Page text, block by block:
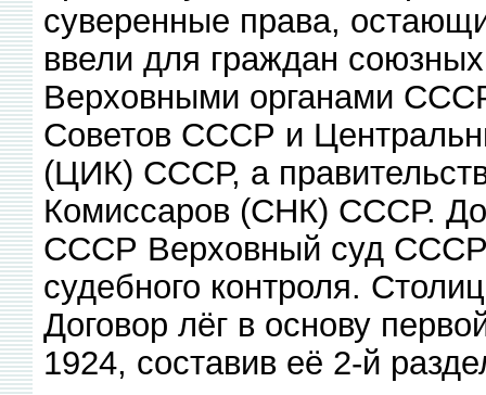
суверенные права,
ввели для граждан
Верховными органами
Советов СССР и
(ЦИК) СССР, а
Комиссаров (СНК) СССР.
СССР Верховный суд СССР
судебного контроля.
Договор лёг в основу
1924, составив её 2-й